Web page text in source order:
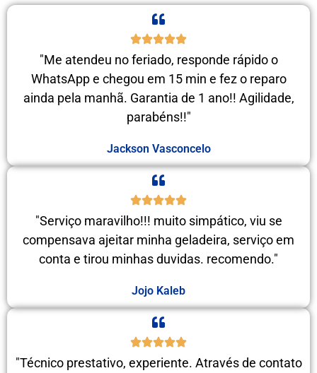
"Me atendeu no feriado, responde rápido o
WhatsApp e chegou em 15 min e fez o reparo
ainda pela manhã. Garantia de 1 ano!! Agilidade,
parabéns!!"
Jackson Vasconcelo
"Serviço maravilho!!! muito simpático, viu se
compensava ajeitar minha geladeira, serviço em
conta e tirou minhas duvidas. recomendo."
Jojo Kaleb
"Técnico prestativo, experiente. Através de contato